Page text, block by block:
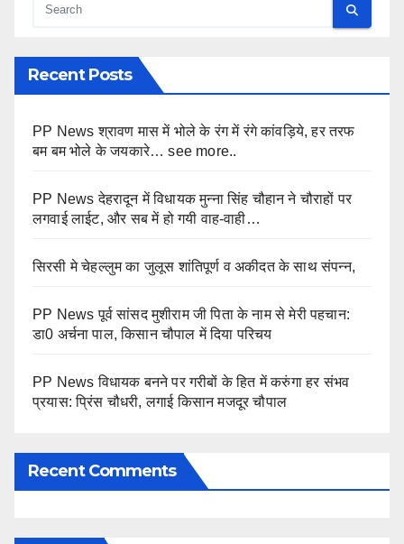
Recent Posts
PP News श्रावण मास में भोले के रंग में रंगे कांवड़िये, हर तरफ
बम बम भोले के जयकारे… see more..
PP News देहरादून में विधायक मुन्ना सिंह चौहान ने चौराहों पर
लगवाई लाईट, और सब में हो गयी वाह-वाही…
सिरसी मे चेहल्लुम का जुलूस शांतिपूर्ण व अकीदत के साथ संपन्न,
PP News पूर्व सांसद मुशीराम जी पिता के नाम से मेरी पहचान:
डा0 अर्चना पाल, किसान चौपाल में दिया परिचय
PP News विधायक बनने पर गरीबों के हित में करुंगा हर संभव
प्रयास: प्रिंस चौधरी, लगाई किसान मजदूर चौपाल
Recent Comments